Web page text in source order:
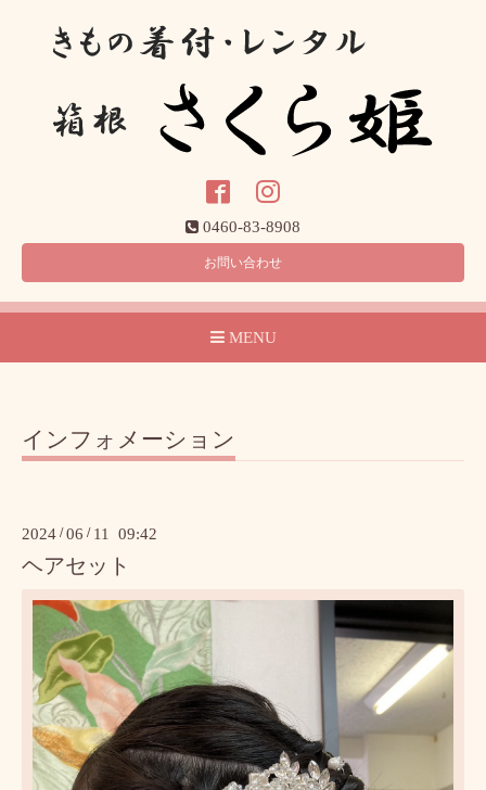
0460-83-8908
お問い合わせ
MENU
インフォメーション
2024 /06 / 11 09:42
ヘアセット